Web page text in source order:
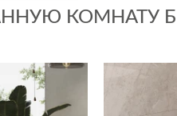
КОМНАТУ